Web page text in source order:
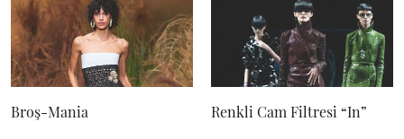
Broş-Mania Renkli Cam Filtresi “In”